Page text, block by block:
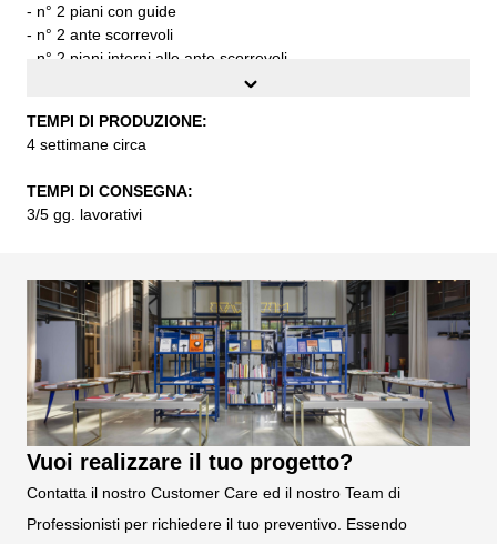
- n° 2 piani con guide
- n° 2 ante scorrevoli
- n° 2 piani interni alle ante scorrevoli
- n° 2 lamiere di chiusura fiancata
da assemblare
TEMPI DI PRODUZIONE:
4 settimane circa
3/5 gg. lavorativi
TEMPI DI PRODUZIONE:
4 settimane circa
TEMPI DI CONSEGNA:
3/5 gg. lavorativi
Vuoi realizzare il tuo progetto?
Contatta il nostro Customer Care ed il nostro Team di
Professionisti per richiedere il tuo preventivo. Essendo